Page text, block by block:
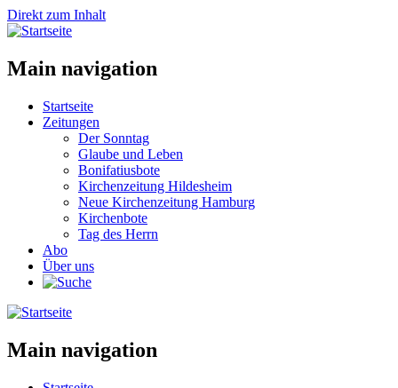
Direkt zum Inhalt
Main navigation
Startseite
Zeitungen
Der Sonntag
Glaube und Leben
Bonifatiusbote
Kirchenzeitung Hildesheim
Neue Kirchenzeitung Hamburg
Kirchenbote
Tag des Herrn
Abo
Über uns
Main navigation